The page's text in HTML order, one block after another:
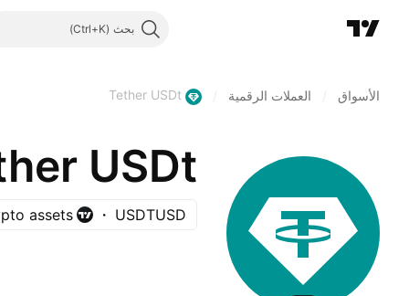
بحث
الأسواق العملات الرقمية Tether USDt
USDt
USDTUSD
assets